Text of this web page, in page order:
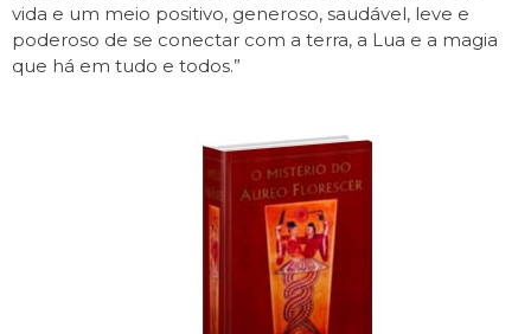
vida e um meio positivo, generoso, saudável, leve e
poderoso de se conectar com a terra, a Lua e a magia
que há em tudo e todos.”